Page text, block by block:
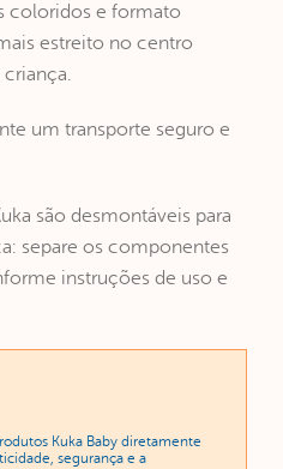
coloridos e formato
estreito no centro
um transporte seguro e
são desmontáveis para
separe os componentes
instruções de uso e
Kuka Baby diretamente
segurança e a